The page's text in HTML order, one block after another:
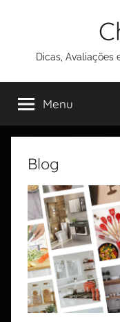
Dicas, Avaliações
Menu
Blog